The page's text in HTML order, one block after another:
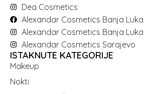
Dea Cosmetics
Alexandar Cosmetics Banja Luka
Alexandar Cosmetics Banja Luka
Alexandar Cosmetics Sarajevo
ISTAKNUTE KATEGORIJE
Makeup
Nokti